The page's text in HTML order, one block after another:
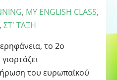
, MY ENGLISH CLASS,
, ΣΤ' ΤΑΞΗ
το 2ο
του ευρωπαϊκού